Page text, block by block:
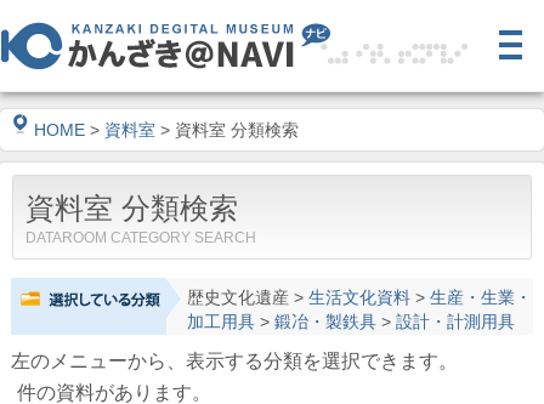
HOME > 資料室 > 資料室 分類検索
資料室 分類検索
DATAROOM CATEGORY SEARCH
歴史文化遺産> 生活文化資料> 生産・生業・
加工用具> 鍛冶・製鉄具> 設計・計測用具
左のメニューから、表示する分類を選択できます。
件の資料があります。